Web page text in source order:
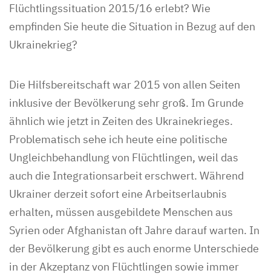
Flüchtlingssituation 2015/16 erlebt? Wie
empfinden Sie heute die Situation in Bezug auf den
Ukrainekrieg?
Die Hilfsbereitschaft war 2015 von allen Seiten
inklusive der Bevölkerung sehr groß. Im Grunde
ähnlich wie jetzt in Zeiten des Ukrainekrieges.
Problematisch sehe ich heute eine politische
Ungleichbehandlung von Flüchtlingen, weil das
auch die Integrationsarbeit erschwert. Während
Ukrainer derzeit sofort eine Arbeitserlaubnis
erhalten, müssen ausgebildete Menschen aus
Syrien oder Afghanistan oft Jahre darauf warten. In
der Bevölkerung gibt es auch enorme Unterschiede
in der Akzeptanz von Flüchtlingen sowie immer